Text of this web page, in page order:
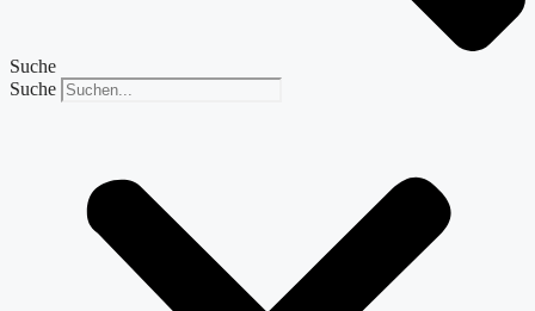
Suche
Suche